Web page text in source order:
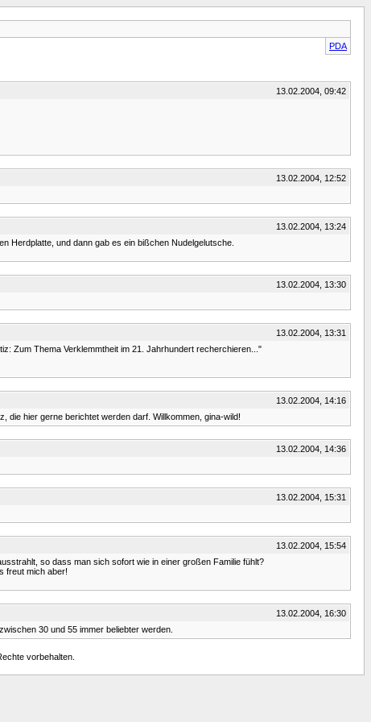
PDA
13.02.2004, 09:42
13.02.2004, 12:52
13.02.2004, 13:24
Herdplatte, und dann gab es ein bißchen Nudelgelutsche.
13.02.2004, 13:30
13.02.2004, 13:31
Zum Thema Verklemmtheit im 21. Jahrhundert recherchieren..."
13.02.2004, 14:16
die hier gerne berichtet werden darf. Willkommen, gina-wild!
13.02.2004, 14:36
13.02.2004, 15:31
13.02.2004, 15:54
so dass man sich sofort wie in einer großen Familie fühlt?
freut mich aber!
13.02.2004, 16:30
30 und 55 immer beliebter werden.
vorbehalten.